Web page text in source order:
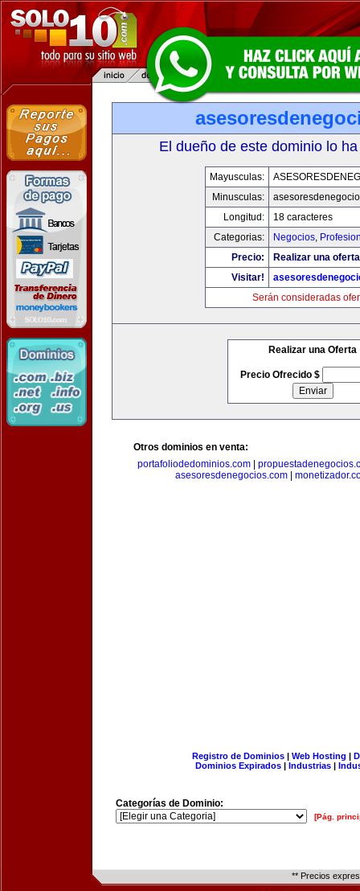
El dueño de este dominio lo
Mayusculas:
Minusculas:
Longitud:
18 caracteres
Categorias:
Negocios,
Precio:
Realizar una
Visitar!
Serán consideradas
Realizar una Oferta
Precio Ofrecido $
Otros dominios en venta:
portafoliodedominios.com|
asesoresdenegocios.com
Registro de Dominios| Web Hosting |
Dominios Expirados | Industrias |
Categorías de Dominio:
[Pág.
** Precios